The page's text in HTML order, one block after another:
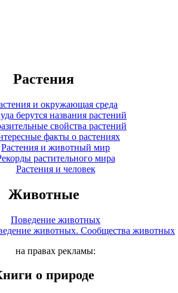
Растения
и окружающая среда
берутся названия растений
свойства растений
факты о растениях
Растения и животный мир
растительного мира
Растения и человек
Животные
Поведение животных
животных. Сообщества животных
на правах рекламы:
о природе